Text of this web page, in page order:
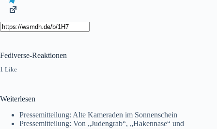
Fediverse-Reaktionen
1 Like
Weiterlesen
Pressemitteilung: Alte Kameraden im Sonnenschein
Pressemitteilung: Von „Judengrab“, „Hakennase“ und